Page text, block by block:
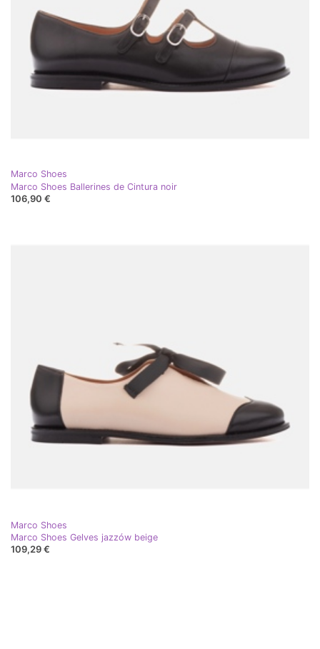
Marco Shoes
Marco Shoes Ballerines de Cintura noir
106,90 €
Marco Shoes
Marco Shoes Gelves jazzów beige
109,29 €